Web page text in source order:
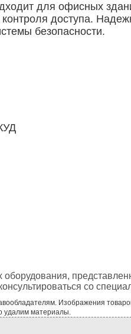
для офисных
доступа.
безопасности.
оборудования,
со
Изображения
удалим материалы.